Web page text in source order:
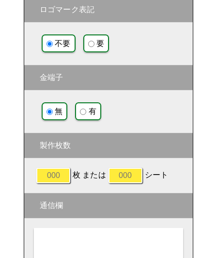
ロゴマーク表記
不要 要
金端子
無 有
製作枚数
枚 または シート
通信欄